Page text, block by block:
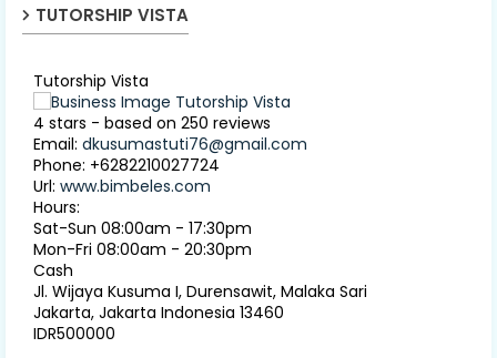
TUTORSHIP VISTA
Tutorship Vista
4 stars - based on 250 reviews
Email: dkusumastuti76@gmail.com
Phone: +6282210027724
Url: www.bimbeles.com
Hours:
Sat-Sun 08:00am - 17:30pm
Mon-Fri 08:00am - 20:30pm
Cash
Jl. Wijaya Kusuma I, Durensawit, Malaka Sari
Jakarta, Jakarta Indonesia 13460
IDR500000